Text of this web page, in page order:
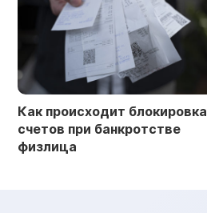
Как происходит блокировка
счетов при банкротстве
физлица